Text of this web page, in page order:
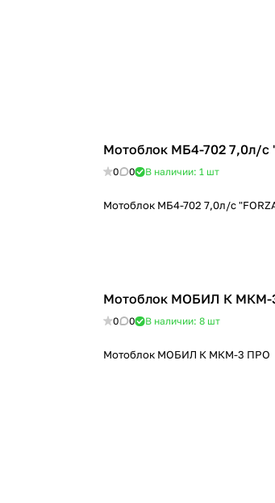
Мотоблок МБ4-702 7,0л/с
0 0 В наличии: 1 шт
Мотоблок МБ4-702 7,0л/с
Мотоблок МОБИЛ К
0 0 В наличии: 8 шт
Мотоблок МОБИЛ К МКМ-3 ПРО